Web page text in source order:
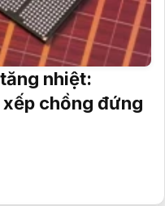
nhiệt:
xếp chồng đứng